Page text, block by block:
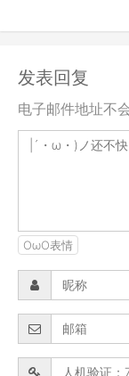
发表回复
电子邮件地址不
OωO表情